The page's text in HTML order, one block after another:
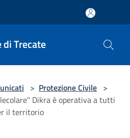
di Trecate
> Protezione Civile >
Dikra è operativa a tutti
il territorio